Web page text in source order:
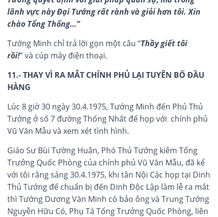
lãnh vực này Đại Tướng rất rành và giỏi hơn tôi. Xin
chào Tổng Thống…”
Tướng Minh chỉ trả lời gọn một câu “Thầy giết tôi
rồi!”và cúp máy điện thoại.
11.- THAY VÌ RA MẮT CHÍNH PHỦ LẠI TUYÊN BỐ ĐẦU
HÀNG
Lúc 8 giờ 30 ngày 30.4.1975, Tướng Minh đến Phủ Thủ
Tướng ở số 7 đường Thống Nhất để họp với chính phủ
Vũ Văn Mẫu và xem xét tình hình.
Giáo Sư Bùi Tường Huân, Phó Thủ Tướng kiêm Tổng
Trưởng Quốc Phòng của chính phủ Vũ Văn Mẫu, đã kể
với tôi rằng sáng 30.4.1975, khi tân Nội Các họp tại Dinh
Thủ Tướng để chuẩn bị đến Dinh Độc Lập làm lễ ra mắt
thì Tướng Dương Văn Minh có bảo ông và Trung Tướng
Nguyễn Hữu Có, Phụ Tá Tổng Trưởng Quốc Phòng, liên